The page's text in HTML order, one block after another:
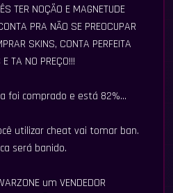
TER NOÇÃO E MAGNETUDE
PRA NÃO SE PREOCUPAR
SKINS, CONTA PERFEITA
TA NO PREÇO!!!
foi comprado e está 82%...
utilizar cheat vai tomar ban.
será banido.
um VENDEDOR